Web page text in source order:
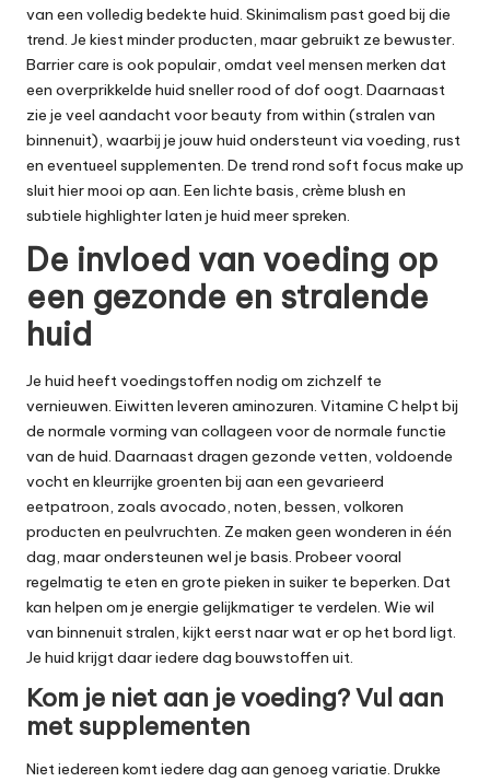
van een volledig bedekte huid. Skinimalism past goed bij die
trend. Je kiest minder producten, maar gebruikt ze bewuster.
Barrier care is ook populair, omdat veel mensen merken dat
een overprikkelde huid sneller rood of dof oogt. Daarnaast
zie je veel aandacht voor beauty from within (stralen van
binnenuit), waarbij je jouw huid ondersteunt via voeding, rust
en eventueel supplementen. De trend rond soft focus make up
sluit hier mooi op aan. Een lichte basis, crème blush en
subtiele highlighter laten je huid meer spreken.
De invloed van voeding op
een gezonde en stralende
huid
Je huid heeft voedingstoffen nodig om zichzelf te
vernieuwen. Eiwitten leveren aminozuren. Vitamine C helpt bij
de normale vorming van collageen voor de normale functie
van de huid. Daarnaast dragen gezonde vetten, voldoende
vocht en kleurrijke groenten bij aan een gevarieerd
eetpatroon, zoals avocado, noten, bessen, volkoren
producten en peulvruchten. Ze maken geen wonderen in één
dag, maar ondersteunen wel je basis. Probeer vooral
regelmatig te eten en grote pieken in suiker te beperken. Dat
kan helpen om je energie gelijkmatiger te verdelen. Wie wil
van binnenuit stralen, kijkt eerst naar wat er op het bord ligt.
Je huid krijgt daar iedere dag bouwstoffen uit.
Kom je niet aan je voeding? Vul aan
met supplementen
Niet iedereen komt iedere dag aan genoeg variatie. Drukke